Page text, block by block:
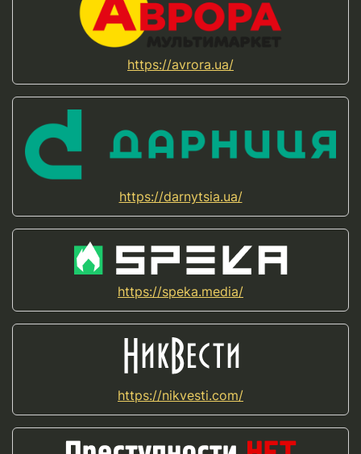
https://avrora.ua/
https://darnytsia.ua/
https://speka.media/
https://nikvesti.com/